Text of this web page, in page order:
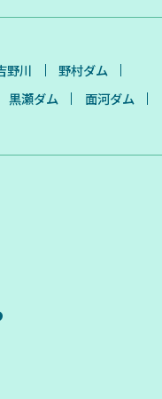
野川
野村ダム
黒瀬ダム
面河ダム